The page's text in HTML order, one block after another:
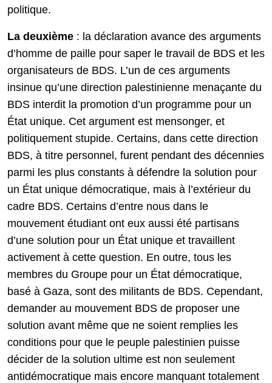
politique.
La deuxième : la déclaration avance des arguments
d’homme de paille pour saper le travail de BDS et les
organisateurs de BDS. L’un de ces arguments
insinue qu’une direction palestinienne menaçante du
BDS interdit la promotion d’un programme pour un
État unique. Cet argument est mensonger, et
politiquement stupide. Certains, dans cette direction
BDS, à titre personnel, furent pendant des décennies
parmi les plus constants à défendre la solution pour
un État unique démocratique, mais à l’extérieur du
cadre BDS. Certains d’entre nous dans le
mouvement étudiant ont eux aussi été partisans
d’une solution pour un État unique et travaillent
activement à cette question. En outre, tous les
membres du Groupe pour un État démocratique,
basé à Gaza, sont des militants de BDS. Cependant,
demander au mouvement BDS de proposer une
solution avant même que ne soient remplies les
conditions pour que le peuple palestinien puisse
décider de la solution ultime est non seulement
antidémocratique mais encore manquant totalement